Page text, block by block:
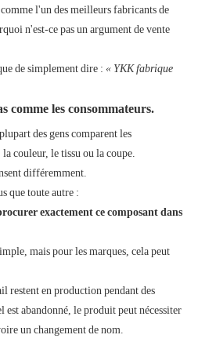
l'un des meilleurs fabricants de
n'est-ce pas un argument de vente
de simplement dire : « YKK fabrique
comme les consommateurs.
des gens comparent les
couleur, le tissu ou la coupe.
différemment.
que toute autre :
exactement ce composant dans
mais pour les marques, cela peut
restent en production pendant des
est abandonné, le produit peut nécessiter
un changement de nom.